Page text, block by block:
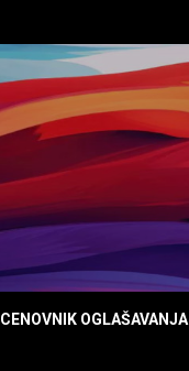
CENOVNIK OGLAŠAVANJA